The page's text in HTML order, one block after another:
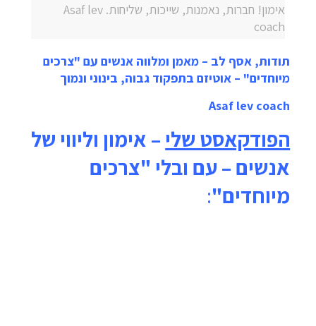
אימון! חברות, נאמנות, שייכות, שליחות. Asaf lev
coach
תודות, אסף לב – מאמן ומלווה אנשים עם "צרכים
מיוחדים" – אוטיזם בתפקוד גבוה, בינוני ונמוך
Asaf lev coach
הפודקאסט שלי – אימון וליווי של
אנשים – עם ובלי "צרכים
מיוחדים":